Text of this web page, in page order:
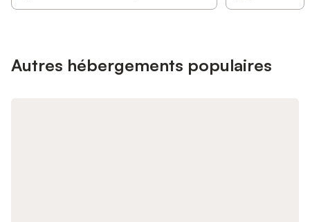
Autres hébergements populaires